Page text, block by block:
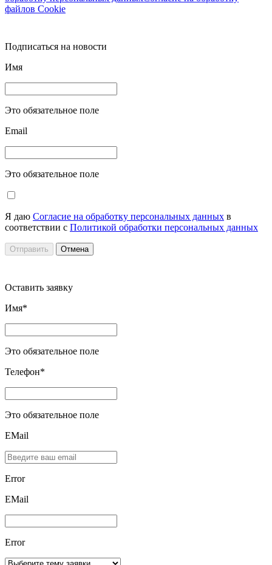
файлов Cookie
Подписаться на новости
Имя
Это обязательное поле
Email
Это обязательное поле
Я даю Согласие на обработку персональных данных в
соответствии с Политикой обработки персональных данных
Отправить Отмена
Оставить заявку
Имя*
Это обязательное поле
Телефон*
Это обязательное поле
EMail
Error
ЕMаil
Error